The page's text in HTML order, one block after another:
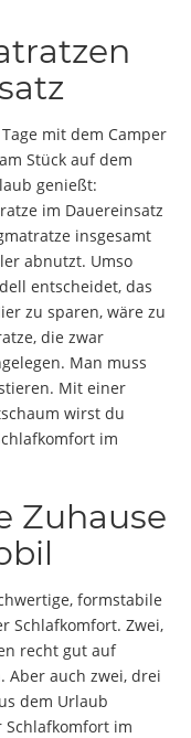
mit dem Camper
Stück auf dem
genießt:
im Dauereinsatz
insgesamt
abnutzt. Umso
entscheidet, das
zu sparen, wäre zu
die zwar
Man muss
Mit einer
wirst du
im
Zuhause
formstabile
Schlafkomfort. Zwei,
recht gut auf
Aber auch zwei, drei
dem Urlaub
im